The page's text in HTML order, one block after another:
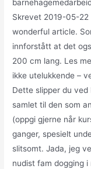
Skrevet 2019-05-
wonderful article.
innforstått at det
200 cm lang. Les
ikke utelukkende –
Dette slipper du ved
samlet til den som
(oppgi gjerne når
ganger, spesielt
slitsomt. Jada, jeg
nudist fam dogging